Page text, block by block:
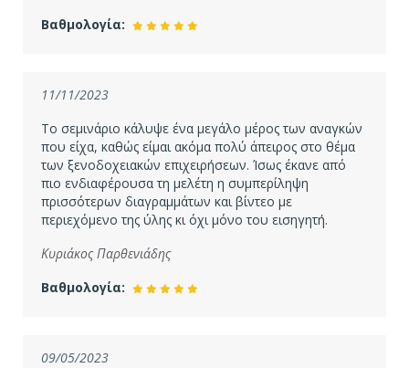
Βαθμολογία:
11/11/2023
Το σεμινάριο κάλυψε ένα μεγάλο μέρος των αναγκών
που είχα, καθώς είμαι ακόμα πολύ άπειρος στο θέμα
των ξενοδοχειακών επιχειρήσεων. Ίσως έκανε από
πιο ενδιαφέρουσα τη μελέτη η συμπερίληψη
πρισσότερων διαγραμμάτων και βίντεο με
περιεχόμενο της ύλης κι όχι μόνο του εισηγητή.
Κυριάκος Παρθενιάδης
Βαθμολογία:
09/05/2023